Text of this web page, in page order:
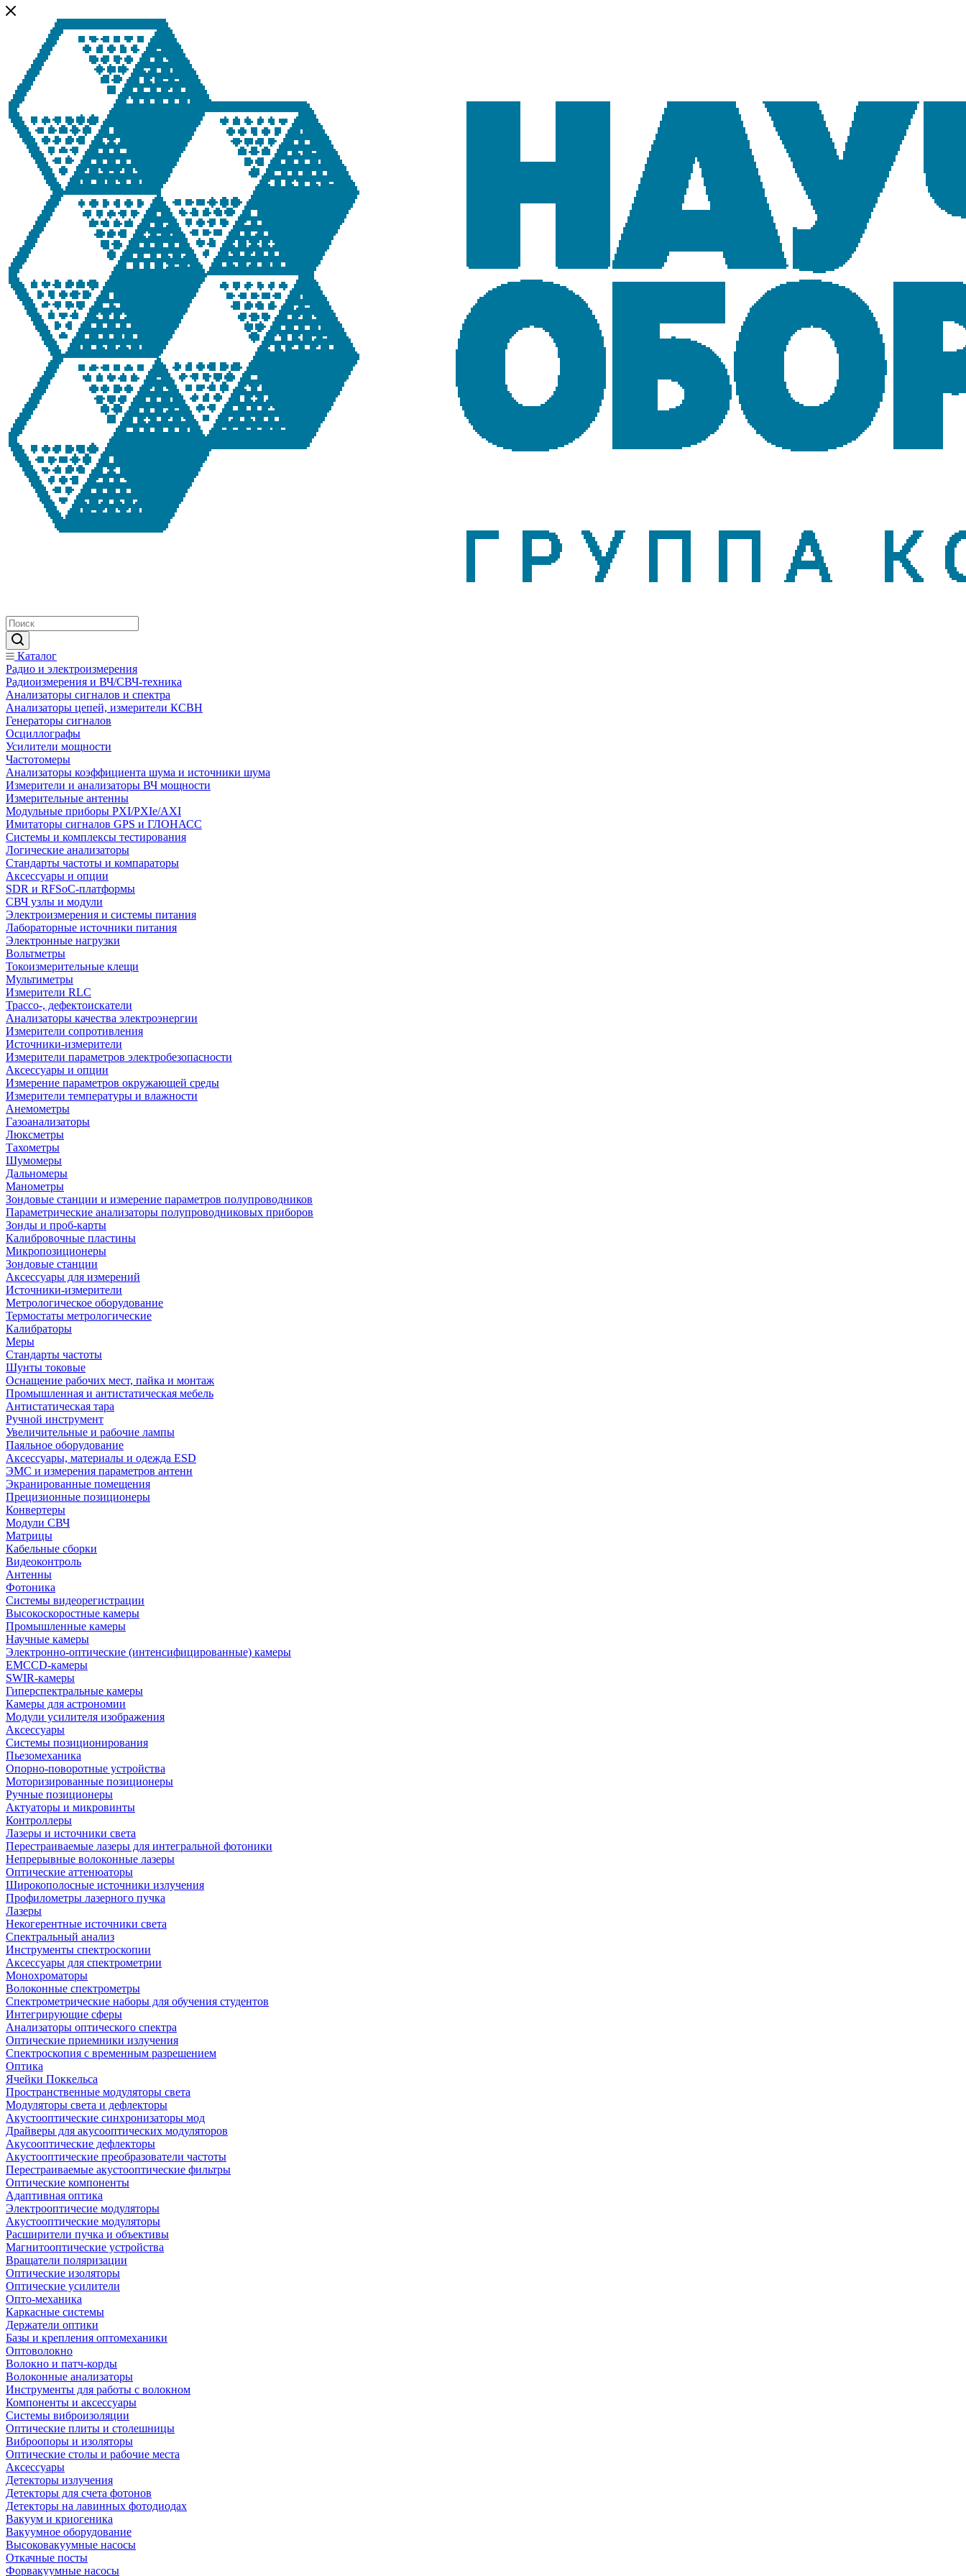
Каталог
Радио и электроизмерения
Радиоизмерения и ВЧ/СВЧ-техника
Анализаторы сигналов и спектра
Анализаторы цепей, измерители КСВН
Генераторы сигналов
Осциллографы
Усилители мощности
Частотомеры
Анализаторы коэффициента шума и источники шума
Измерители и анализаторы ВЧ мощности
Измерительные антенны
Модульные приборы PXI/PXIe/AXI
Имитаторы сигналов GPS и ГЛОНАСС
Системы и комплексы тестирования
Логические анализаторы
Стандарты частоты и компараторы
Аксессуары и опции
SDR и RFSoC‑платформы
СВЧ узлы и модули
Электроизмерения и системы питания
Лабораторные источники питания
Электронные нагрузки
Вольтметры
Токоизмерительные клещи
Мультиметры
Измерители RLC
Трассо-, дефектоискатели
Анализаторы качества электроэнергии
Измерители сопротивления
Источники-измерители
Измерители параметров электробезопасности
Аксессуары и опции
Измерение параметров окружающей среды
Измерители температуры и влажности
Анемометры
Газоанализаторы
Люксметры
Тахометры
Шумомеры
Дальномеры
Манометры
Зондовые станции и измерение параметров полупроводников
Параметрические анализаторы полупроводниковых приборов
Зонды и проб-карты
Калибровочные пластины
Микропозиционеры
Зондовые станции
Аксессуары для измерений
Источники-измерители
Метрологическое оборудование
Термостаты метрологические
Калибраторы
Меры
Стандарты частоты
Шунты токовые
Оснащение рабочих мест, пайка и монтаж
Промышленная и антистатическая мебель
Антистатическая тара
Ручной инструмент
Увеличительные и рабочие лампы
Паяльное оборудование
Аксессуары, материалы и одежда ESD
ЭМС и измерения параметров антенн
Экранированные помещения
Прецизионные позиционеры
Конвертеры
Модули СВЧ
Матрицы
Кабельные сборки
Видеоконтроль
Антенны
Фотоника
Cистемы видеорегистрации
Высокоскоростные камеры
Промышленные камеры
Научные камеры
Электронно-оптические (интенсифицированные) камеры
EMCCD-камеры
SWIR-камеры
Гиперспектральные камеры
Камеры для астрономии
Модули усилителя изображения
Аксессуары
Системы позиционирования
Пьезомеханика
Опорно-поворотные устройства
Моторизированные позиционеры
Ручные позиционеры
Актуаторы и микровинты
Контроллеры
Лазеры и источники света
Перестраиваемые лазеры для интегральной фотоники
Непрерывные волоконные лазеры
Оптические аттенюаторы
Широкополосные источники излучения
Профилометры лазерного пучка
Лазеры
Некогерентные источники света
Спектральный анализ
Инструменты спектроскопии
Аксессуары для спектрометрии
Монохроматоры
Волоконные спектрометры
Спектрометрические наборы для обучения студентов
Интегрирующие сферы
Анализаторы оптического спектра
Оптические приемники излучения
Спектроскопия с временным разрешением
Оптика
Ячейки Поккельса
Пространственные модуляторы света
Модуляторы света и дефлекторы
Акустооптические синхронизаторы мод
Драйверы для акусооптических модуляторов
Акусооптические дефлекторы
Акустооптические преобразователи частоты
Перестраиваемые акустооптические фильтры
Оптические компоненты
Адаптивная оптика
Электрооптичесие модуляторы
Акустооптические модуляторы
Расширители пучка и объективы
Магнитооптические устройства
Вращатели поляризации
Оптические изоляторы
Оптические усилители
Опто-механика
Каркасные системы
Держатели оптики
Базы и крепления оптомеханики
Оптоволокно
Волокно и патч-корды
Волоконные анализаторы
Инструменты для работы с волокном
Компоненты и аксессуары
Системы виброизоляции
Оптические плиты и столешницы
Виброопоры и изоляторы
Оптические столы и рабочие места
Аксессуары
Детекторы излучения
Детекторы для счета фотонов
Детекторы на лавинных фотодиодах
Вакуум и криогеника
Вакуумное оборудование
Высоковакуумные насосы
Откачные посты
Форвакуумные насосы